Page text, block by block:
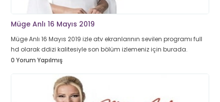
Müge Anlı 16 Mayıs 2019
Müge Anlı 16 Mayıs 2019 izle atv ekranlarının sevilen programı full
hd olarak ddizi kalitesiyle son bölüm izlemeniz için burada.
0 Yorum Yapılmış